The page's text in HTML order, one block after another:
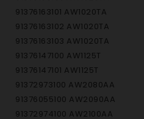
91376163101 AW1020TA
91376163102 AW1020TA
91376163103 AW1020TA
91376147100 AW1125T
91376147101 AW1125T
91372973100 AW2080AA
91376055100 AW2090AA
91372974100 AW2100AA